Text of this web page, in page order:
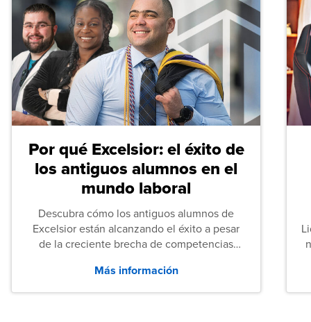
Por qué Excelsior: el éxito de
los antiguos alumnos en el
mundo laboral
Descubra cómo los antiguos alumnos de
Excelsior están alcanzando el éxito a pesar
de la creciente brecha de competencias
tanto las empresas como los recién
graduados en todo Estados Unidos.
Más información